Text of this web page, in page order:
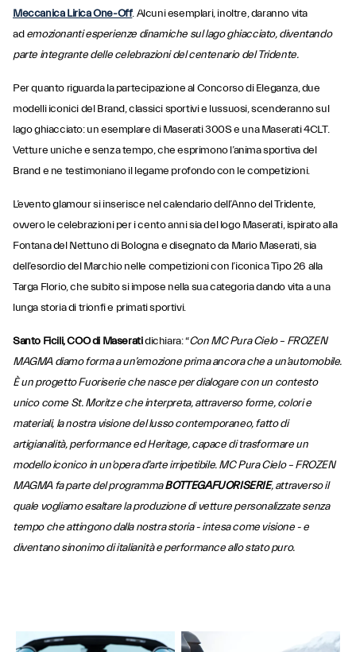
Meccanica Lirica One-Off. Alcuni esemplari, inoltre, daranno vita
ademozionanti esperienze dinamiche sul lago ghiacciato, diventando
parte integrante delle celebrazioni del centenario del Tridente.
Per quanto riguarda la partecipazione al Concorso di Eleganza, due
modelli iconici del Brand, classici sportivi e lussuosi, scenderanno sul
lago ghiacciato: un esemplare di Maserati 300S e una Maserati 4CLT.
Vetture uniche e senza tempo, che esprimono l’anima sportiva del
Brand e ne testimoniano il legame profondo con le competizioni.
L’evento glamour si inserisce nel calendario dell’Anno del Tridente,
ovvero le celebrazioni per i cento anni sia del logo Maserati, ispirato alla
Fontana del Nettuno di Bologna e disegnato da Mario Maserati, sia
dell’esordio del Marchio nelle competizioni con l’iconica Tipo 26 alla
Targa Florio, che subito si impose nella sua categoria dando vita a una
lunga storia di trionfi e primati sportivi.
Santo Ficili, COO di Maseratidichiara: “Con MC Pura Cielo – FROZEN
MAGMA diamo forma a un’emozione prima ancora che a un’automobile.
È un progetto Fuoriserie che nasce per dialogare con un contesto
unico come St. Moritz e che interpreta, attraverso forme, colori e
materiali, la nostra visione del lusso contemporaneo, fatto di
artigianalità, performance ed Heritage, capace di trasformare un
modello iconico in un’opera d’arte irripetibile. MC Pura Cielo – FROZEN
MAGMA fa parte del programmaBOTTEGAFUORISERIE, attraverso il
quale vogliamo esaltare la produzione di vetture personalizzate senza
tempo che attingono dalla nostra storia - intesa come visione - e
diventano sinonimo di italianità e performance allo stato puro.